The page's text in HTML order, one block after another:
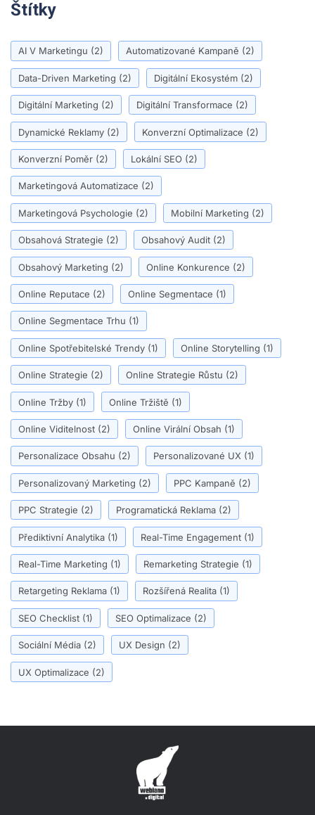
Štítky
AI V Marketingu (2) Automatizované Kampaně (2)
Data-Driven Marketing (2) Digitální Ekosystém (2)
Digitální Marketing (2) Digitální Transformace (2)
Dynamické Reklamy (2) Konverzní Optimalizace (2)
Konverzní Poměr (2) Lokální SEO (2)
Marketingová Automatizace (2)
Marketingová Psychologie (2) Mobilní Marketing (2)
Obsahová Strategie (2) Obsahový Audit (2)
Obsahový Marketing (2) Online Konkurence (2)
Online Reputace (2) Online Segmentace (1)
Online Segmentace Trhu (1)
Online Spotřebitelské Trendy (1) Online Storytelling (1)
Online Strategie (2) Online Strategie Růstu (2)
Online Tržby (1) Online Tržiště (1)
Online Viditelnost (2) Online Virální Obsah (1)
Personalizace Obsahu (2) Personalizované UX (1)
Personalizovaný Marketing (2) PPC Kampaně (2)
PPC Strategie (2) Programatická Reklama (2)
Přediktivní Analytika (1) Real-Time Engagement (1)
Real-Time Marketing (1) Remarketing Strategie (1)
Retargeting Reklama (1) Rozšířená Realita (1)
SEO Checklist (1) SEO Optimalizace (2)
Sociální Média (2) UX Design (2)
UX Optimalizace (2)